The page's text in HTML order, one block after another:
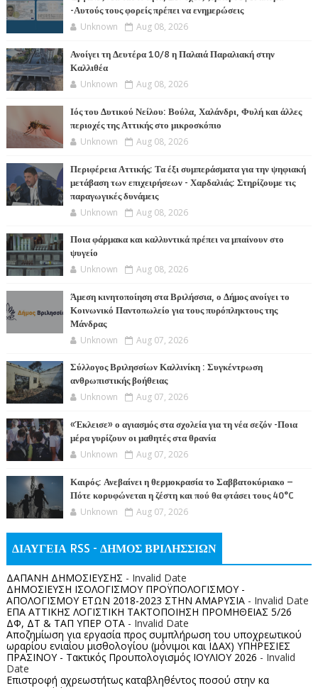
-Αυτούς τους φορείς πρέπει να ενημερώσεις
Unknown Aug 08, 2026
Ανοίγει τη Δευτέρα 10/8 η Παλαιά Παραλιακή στην
Καλλιθέα
Unknown Aug 08, 2026
Ιός του Δυτικού Νείλου: Βούλα, Χαλάνδρι, Φυλή και άλλες
περιοχές της Αττικής στο μικροσκόπιο
Unknown Aug 08, 2026
Περιφέρεια Αττικής: Τα έξι συμπεράσματα για την ψηφιακή
μετάβαση των επιχειρήσεων - Χαρδαλιάς: Στηρίζουμε τις
παραγωγικές δυνάμεις
Unknown Aug 08, 2026
Ποια φάρμακα και καλλυντικά πρέπει να μπαίνουν στο
ψυγείο
Unknown Aug 08, 2026
Άμεση κινητοποίηση στα Βριλήσσια, ο Δήμος ανοίγει το
Κοινωνικό Παντοπωλείο για τους πυρόπληκτους της
Μάνδρας
Unknown Aug 07, 2026
Σύλλογος Βριλησσίων Καλλινίκη : Συγκέντρωση
ανθρωπιστικής βοήθειας
Unknown Aug 07, 2026
«Έκλεισε» ο αγιασμός στα σχολεία για τη νέα σεζόν -Ποια
μέρα γυρίζουν οι μαθητές στα θρανία
Unknown Aug 07, 2026
Καιρός: Ανεβαίνει η θερμοκρασία το Σαββατοκύριακο –
Πότε κορυφώνεται η ζέστη και πού θα φτάσει τους 40°C
Unknown Aug 07, 2026
ΔΙΑΥΓΕΙΑ RSS - ΔΗΜΟΣ ΒΡΙΛΗΣΣΙΩΝ
ΔΑΠΑΝΗ ΔΗΜΟΣΙΕΥΣΗΣ - Invalid Date
ΔΗΜΟΣΙΕΥΣΗ ΙΣΟΛΟΓΙΣΜΟΥ ΠΡΟΫΠΟΛΟΓΙΣΜΟΥ -
ΑΠΟΛΟΓΙΣΜΟΥ ΕΤΩΝ 2018-2023 ΣΤΗΝ ΑΜΑΡΥΣΙΑ- Invalid Date
ΕΠΑ ΑΤΤΙΚΗΣ ΛΟΓΙΣΤΙΚΗ ΤΑΚΤΟΠΟΙΗΣΗ ΠΡΟΜΗΘΕΙΑΣ 5/26
ΔΦ, ΔΤ & ΤΑΠ ΥΠΕΡ ΟΤΑ- Invalid Date
Αποζημίωση για εργασία προς συμπλήρωση του υποχρεωτικού
ωραρίου ενιαίου μισθολογίου (μόνιμοι και ΙΔΑΧ) ΥΠΗΡΕΣΙΕΣ
ΠΡΑΣΙΝΟΥ - Τακτικός Προυπολογισμός ΙΟΥΛΙΟΥ 2026 - Invalid
Date
Επιστροφή αχρεωστήτως καταβληθέντος ποσoύ στην κα